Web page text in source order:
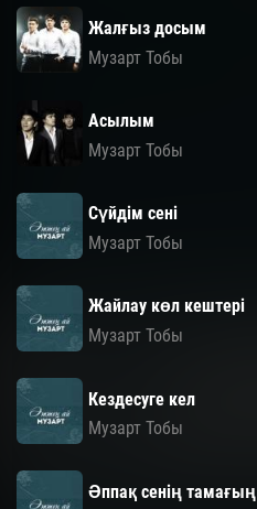
Жалғыз досым
Музарт Тобы
Асылым
Музарт Тобы
Сүйдім сенi
Музарт Тобы
Жайлау көл кештері
Музарт Тобы
Кездесуге кел
Музарт Тобы
Әппақ сенің тамағың